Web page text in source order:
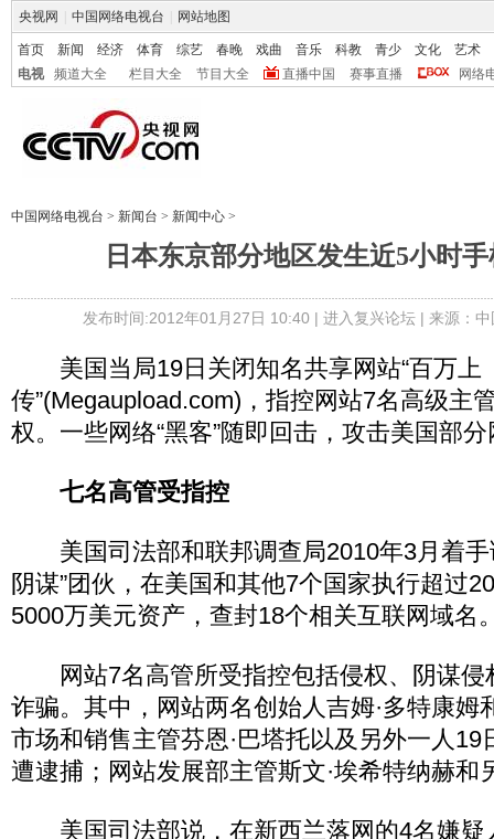
央视网 中国网络电视台 网站地图
首页 新闻 经济 体育 综艺 春晚 戏曲 音乐 科教 青少 文化
艺术
电视
频道大全 栏目大全 节目大全 直播中国 赛事直播 网络
中国网络电视台 > 新闻台 > 新闻中心 >
日本东京部分地区发生近5小时
发布时间:2012年01月27日 10:40 | 进入复兴论坛| 来源：
美国当局19日关闭知名共享网站“百万上
传”(Megaupload.com)，指控网站7名高级主
权。一些网络“黑客”随即回击，攻击美国部
七名高管受指控
美国司法部和联邦调查局2010年3月着手
阴谋”团伙，在美国和其他7个国家执行超过
5000万美元资产，查封18个相关互联网域名
网站7名高管所受指控包括侵权、阴谋侵
诈骗。其中，网站两名创始人吉姆·多特康姆
市场和销售主管芬恩·巴塔托以及另外一人19
遭逮捕；网站发展部主管斯文·埃希特纳赫和
美国司法部说，在新西兰落网的4名嫌疑